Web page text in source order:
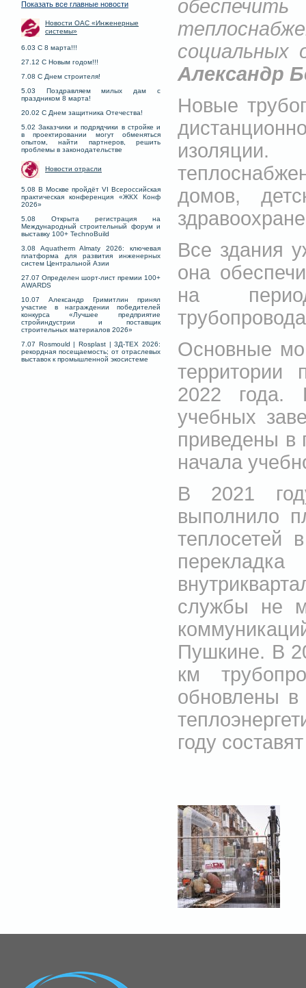
Показать все главные новости
Новости ОАС «Инженерные
системы»
6.03 С 8 марта!!!
27.12 С Новым годом!!!
7.08 С Днем строителя!
5.03 Поздравляем милых дам с
праздником 8 марта!
20.02 С Днем защитника Отечества!
5.02 Заказчики и подрядчики в стройке и
в проектировании могут обменяться
опытом, найти партнеров, решить
проблемы в законодательстве
Новости отрасли
5.08 В Москве пройдёт VI Всероссийская
практическая конференция «ЖКХ Конф
2026»
5.08 Открыта регистрация на
Международный строительный форум и
выставку 100+ TechnoBuild
3.08 Aquatherm Almaty 2026: ключевая
платформа для развития инженерных
систем Центральной Азии
27.07 Определен шорт-лист премии 100+
AWARDS
10.07 Александр Гримитлин принял
участие в награждении победителей
конкурса «Лучшее предприятие
стройиндустрии и поставщик
строительных материалов 2026»
7.07 Rosmould | Rosplast | 3Д-ТЕХ 2026:
рекордная посещаемость; от отраслевых
выставок к промышленной экосистеме
Александр
Новые
изоляции.
домов,
Все здания
она
на
Основные
территории
2022 года.
учебных
приведены в
начала
В 2021
выполнило
теплосетей
службы не
Пушкине. В
км
обновлены
году